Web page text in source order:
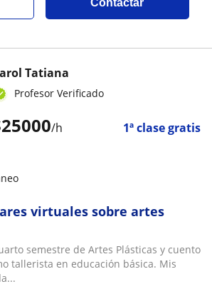
25000/h 1ª clase gratis
Tatiana
Profesor Verificado
virtuales sobre artes
semestre de Artes Plásticas y cuento
tallerista en educación básica. Mis